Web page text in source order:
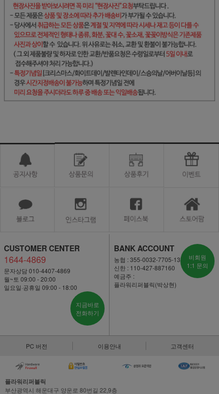
CUSTOMER CENTER
1644-4869
문자상담 010-4407-4869
월~토 09:00 - 20:00
일요일·공휴일 09:00 - 18:00
지금바로
전화하기
BANK ACCOUNT
농협 : 355-0032-7705-13
신한 : 110-427-887160
예금주 :
플라워리퍼블릭(박상현)
비회원
1:1 문의
PC 버전 이용안내 고객센터
플라워리퍼블릭
부산광역시 해운대구 양운로 80번길 22,9층